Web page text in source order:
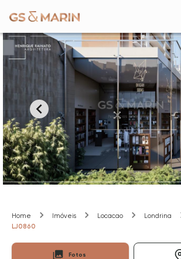
Home Imóveis Locacao Londrina
LJ0860
Fotos